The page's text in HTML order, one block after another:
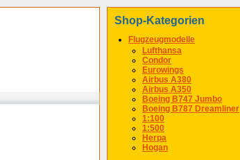
Shop-Kategorien
Flugzeugmodelle
Lufthansa
Condor
Eurowings
Airbus A380
Airbus A350
Boeing B747 Jumbo
Boeing B787 Dreamliner
1:100
1:500
Herpa
Hogan